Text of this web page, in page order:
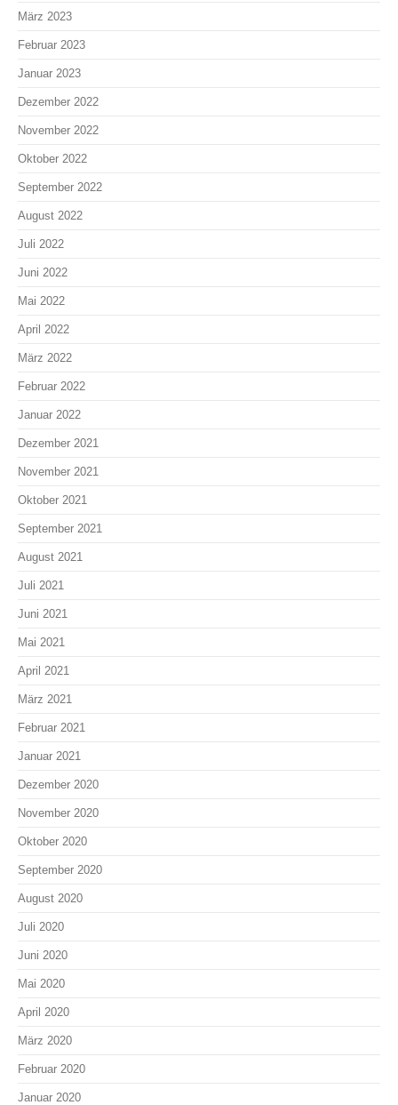
März 2023
Februar 2023
Januar 2023
Dezember 2022
November 2022
Oktober 2022
September 2022
August 2022
Juli 2022
Juni 2022
Mai 2022
April 2022
März 2022
Februar 2022
Januar 2022
Dezember 2021
November 2021
Oktober 2021
September 2021
August 2021
Juli 2021
Juni 2021
Mai 2021
April 2021
März 2021
Februar 2021
Januar 2021
Dezember 2020
November 2020
Oktober 2020
September 2020
August 2020
Juli 2020
Juni 2020
Mai 2020
April 2020
März 2020
Februar 2020
Januar 2020